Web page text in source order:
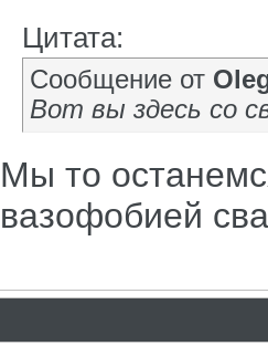
Цитата:
Сообщение от
Вот вы здесь со
Мы то
вазофобией